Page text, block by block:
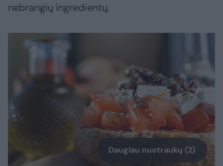
nebrangių ingredientų.
Daugiau nuotraukų (2)